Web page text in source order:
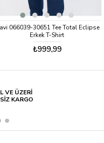
066039-30651 Tee Total Eclipse
Erkek T-Shirt
₺999,99
VE ÜZERİ
KARGO